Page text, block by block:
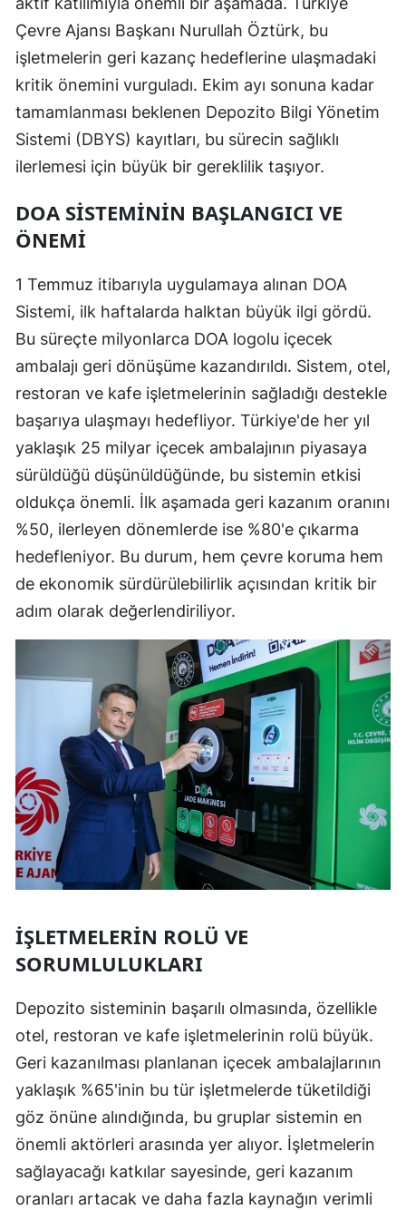
Çevre Ajansı Başkanı Nurullah Öztürk, bu
işletmelerin geri kazanç hedeflerine ulaşmadaki
kritik önemini vurguladı. Ekim ayı sonuna kadar
tamamlanması beklenen Depozito Bilgi Yönetim
Sistemi (DBYS) kayıtları, bu sürecin sağlıklı
ilerlemesi için büyük bir gereklilik taşıyor.
DOA SISTEMININ BAŞLANGICI VE
ÖNEMI
1 Temmuz itibarıyla uygulamaya alınan DOA
Sistemi, ilk haftalarda halktan büyük ilgi gördü.
Bu süreçte milyonlarca DOA logolu içecek
ambalajı geri dönüşüme kazandırıldı. Sistem, otel,
restoran ve kafe işletmelerinin sağladığı destekle
başarıya ulaşmayı hedefliyor. Türkiye'de her yıl
yaklaşık 25 milyar içecek ambalajının piyasaya
sürüldüğü düşünüldüğünde, bu sistemin etkisi
oldukça önemli. İlk aşamada geri kazanım oranını
%50, ilerleyen dönemlerde ise %80'e çıkarma
hedefleniyor. Bu durum, hem çevre koruma hem
de ekonomik sürdürülebilirlik açısından kritik bir
adım olarak değerlendiriliyor.
İŞLETMELERIN ROLÜ VE
SORUMLULUKLARI
Depozito sisteminin başarılı olmasında, özellikle
otel, restoran ve kafe işletmelerinin rolü büyük.
Geri kazanılması planlanan içecek ambalajlarının
yaklaşık %65'inin bu tür işletmelerde tüketildiği
göz önüne alındığında, bu gruplar sistemin en
önemli aktörleri arasında yer alıyor. İşletmelerin
sağlayacağı katkılar sayesinde, geri kazanım
oranları artacak ve daha fazla kaynağın verimli